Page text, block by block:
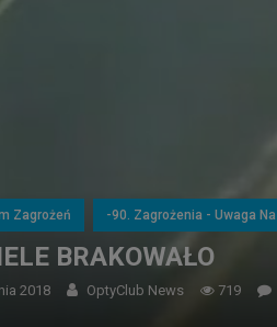
Zagrożeń -90. Zagrożenia - Uwaga Na
BRAKOWAŁO
2018 OptyClub News 719